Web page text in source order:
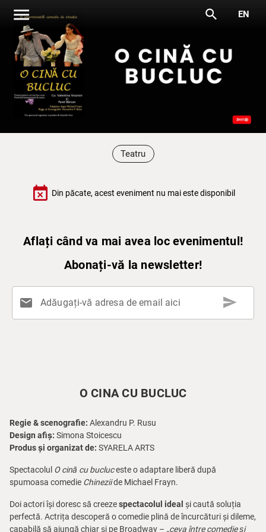
menu search EN
Teatru
event_busy Din păcate, acest eveniment nu mai este disponibil
Aflați când va mai avea loc evenimentul!
Abonați-vă la newsletter!
mail Adăugați-vă adresa de email aici send
O CINA CU BUCLUC
Regie & scenografie: Alexandru P. Rusu
Design afiș: Simona Stoicescu
Produs și organizat de: SYARELA ARTS
Spectacolul O cină cu bucluceste o adaptare liberă după
spumoasa comedie Chineziide Michael Frayn.
Doi actori își doresc să creezespectacolul ideal și caută soluția
perfectă. Actrița descoperă o comedie plină de încurcături și dileme,
capabilă să ajungă chiar și pe Broadway – „ceva între comedie și